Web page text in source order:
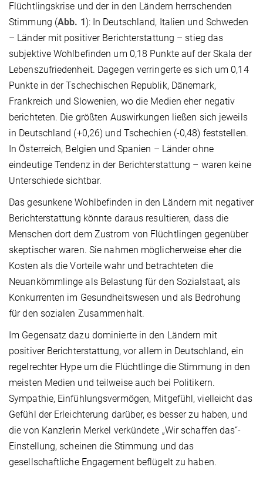
Flüchtlingskrise und der in den Ländern herrschenden
Stimmung (Abb. 1): In Deutschland, Italien und Schweden
– Länder mit positiver Berichterstattung – stieg das
subjektive Wohlbefinden um 0,18 Punkte auf der Skala der
Lebenszufriedenheit. Dagegen verringerte es sich um 0,14
Punkte in der Tschechischen Republik, Dänemark,
Frankreich und Slowenien, wo die Medien eher negativ
berichteten. Die größten Auswirkungen ließen sich jeweils
in Deutschland (+0,26) und Tschechien (-0,48) feststellen.
In Österreich, Belgien und Spanien – Länder ohne
eindeutige Tendenz in der Berichterstattung – waren keine
Unterschiede sichtbar.
Das gesunkene Wohlbefinden in den Ländern mit negativer
Berichterstattung könnte daraus resultieren, dass die
Menschen dort dem Zustrom von Flüchtlingen gegenüber
skeptischer waren. Sie nahmen möglicherweise eher die
Kosten als die Vorteile wahr und betrachteten die
Neuankömmlinge als Belastung für den Sozialstaat, als
Konkurrenten im Gesundheitswesen und als Bedrohung
für den sozialen Zusammenhalt.
Im Gegensatz dazu dominierte in den Ländern mit
positiver Berichterstattung, vor allem in Deutschland, ein
regelrechter Hype um die Flüchtlinge die Stimmung in den
meisten Medien und teilweise auch bei Politikern.
Sympathie, Einfühlungsvermögen, Mitgefühl, vielleicht das
Gefühl der Erleichterung darüber, es besser zu haben, und
die von Kanzlerin Merkel verkündete „Wir schaffen das“-
Einstellung, scheinen die Stimmung und das
gesellschaftliche Engagement beflügelt zu haben.